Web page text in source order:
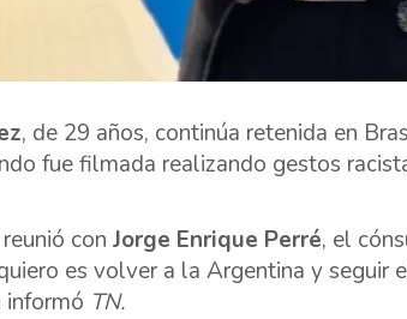
, de 29 años, continúa retenida en
fue filmada realizando gestos
con Jorge Enrique Perré, el
es volver a la Argentina y seguir
informó TN.